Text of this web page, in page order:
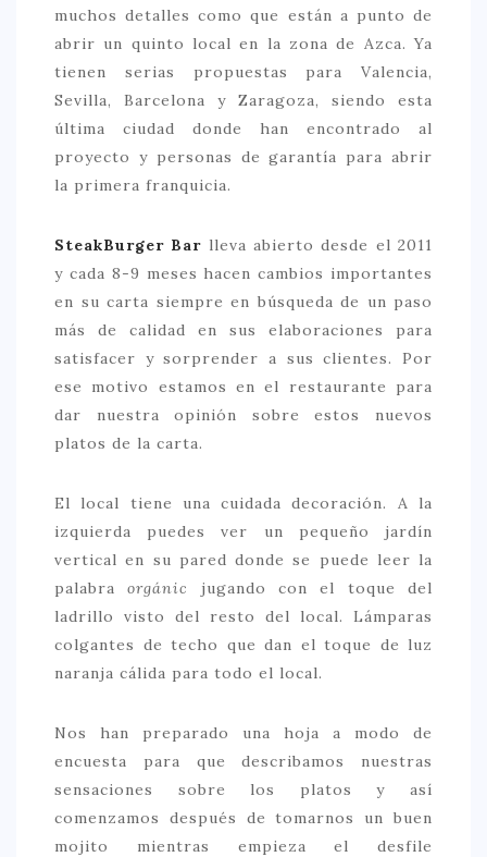
25 – 50 €
> 50 €
LIFESTYLE
ESCAPADAS
GOURMET
SELECCIONES MESADE2
MAPA
POR SUS BAÑOS…
CONTACTO
muchos detalles como que están a punto de
abrir un quinto local en la zona de Azca. Ya
tienen serias propuestas para Valencia,
Sevilla, Barcelona y Zaragoza, siendo esta
última ciudad donde han encontrado al
proyecto y personas de garantía para abrir
la primera franquicia.
SteakBurger Bar lleva abierto desde el 2011
y cada 8-9 meses hacen cambios importantes
en su carta siempre en búsqueda de un paso
más de calidad en sus elaboraciones para
satisfacer y sorprender a sus clientes. Por
ese motivo estamos en el restaurante para
dar nuestra opinión sobre estos nuevos
platos de la carta.
El local tiene una cuidada decoración. A la
izquierda puedes ver un pequeño jardín
vertical en su pared donde se puede leer la
palabraorgánic
jugando con el toque del
ladrillo visto del resto del local. Lámparas
colgantes de techo que dan el toque de luz
naranja cálida para todo el local.
Nos han preparado una hoja a modo de
encuesta para que describamos nuestras
sensaciones sobre los platos y así
comenzamos después de tomarnos un buen
mojito mientras empieza el desfile